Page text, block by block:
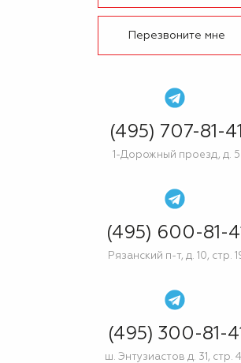
Перезвоните мне
(495) 707-81-41
1-Дорожный проезд, д. 5
(495) 600-81-
Рязанский п-т, д. 10, стр.
(495) 300-81-
ш. Энтузиастов д. 31, стр.